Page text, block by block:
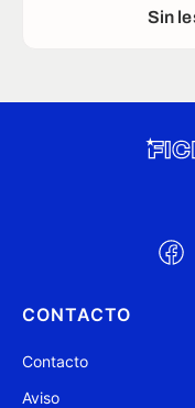
Sin
CONTACTO
Contacto
Aviso